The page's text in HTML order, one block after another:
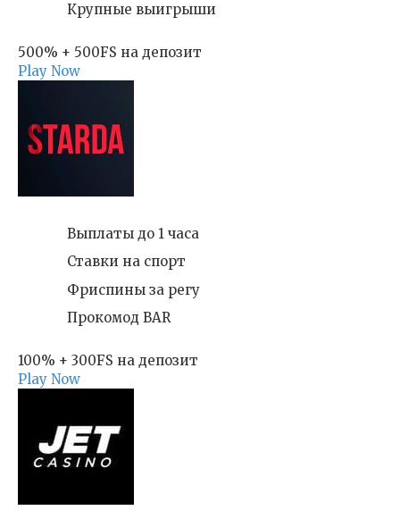
Крупные выигрыши
500% + 500FS на депозит
Play Now
Выплаты до 1 часа
Ставки на спорт
Фриспины за регу
Прокомод BAR
100% + 300FS на депозит
Play Now